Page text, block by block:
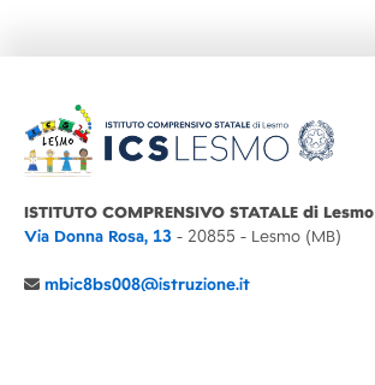
ISTITUTO COMPRENSIVO STATALE di Lesmo
Via Donna Rosa, 13 - 20855 - Lesmo (MB)
mbic8bs008@istruzione.it